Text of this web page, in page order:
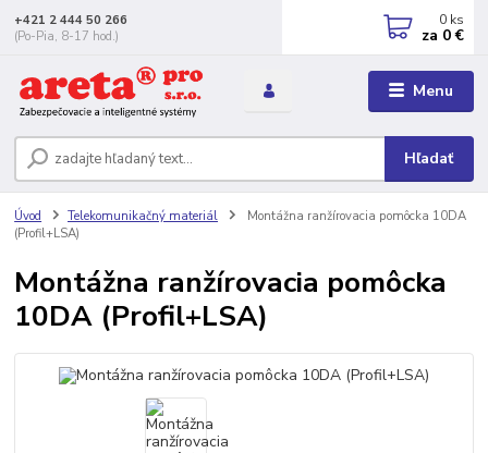
Menu
Hľadať
+421 2 444 50 266
(Po-Pia, 8-17 hod.)
0 ks
za 0 €
Úvod Telekomunikačný materiál
Montážna ranžírovacia pomôcka 10DA
(Profil+LSA)
Montážna ranžírovacia pomôcka
10DA (Profil+LSA)